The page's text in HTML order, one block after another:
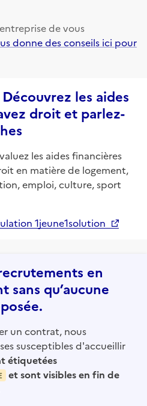
de vous
donne des conseils ici pour
les aides
droit et parlez-
les aides financières
en matière de logement,
emploi, culture, sport
1jeune1solution
en
sans qu’aucune
un contrat, nous
susceptibles d'accueillir
étiquetées
et sont visibles en fin de